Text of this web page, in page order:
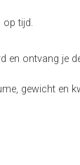
op tijd.
en ontvang je
gewicht en